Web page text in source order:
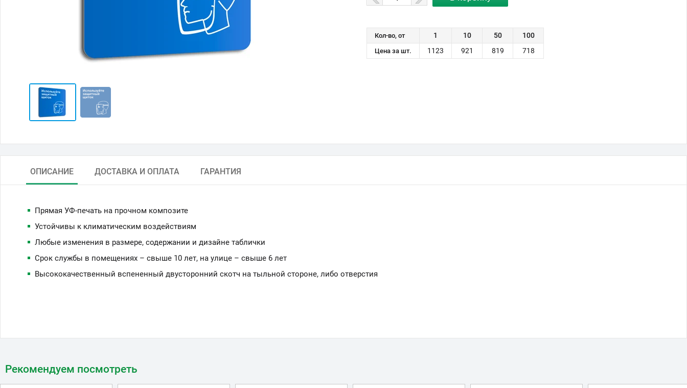
Кол-во, от 1 10 50 100
Цена за шт. 1123 921 819 718
ОПИСАНИЕ ДОСТАВКА И ОПЛАТА ГАРАНТИЯ
Прямая УФ-печать на прочном композите
Устойчивы к климатическим воздействиям
Любые изменения в размере, содержании и дизайне таблички
Срок службы в помещениях – свыше 10 лет, на улице – свыше 6 лет
Высококачественный вспененный двусторонний скотч на тыльной стороне, либо отверстия
Рекомендуем посмотреть